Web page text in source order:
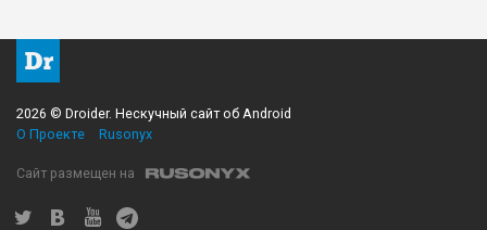
2026 © Droider. Нескучный сайт об Android
О Проекте
Rusonyx
Сайт размещен на